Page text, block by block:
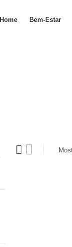
Home Bem-Estar